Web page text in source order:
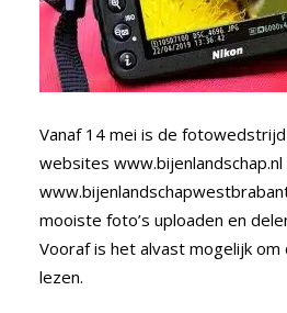
Vanaf 14 mei is de
websites www.bijenlandschap.nl
mooiste foto’s uploaden en
Vooraf is het alvast mogelijk
lezen.